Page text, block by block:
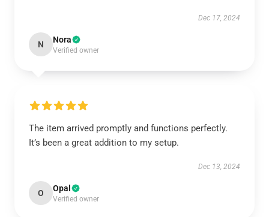
Dec 17, 2024
N Nora
Verified owner
The item arrived promptly and functions perfectly.
It’s been a great addition to my setup.
Dec 13, 2024
O Opal
Verified owner